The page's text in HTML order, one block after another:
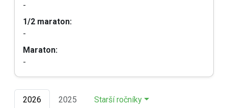
-
1/2 maraton:
-
Maraton:
-
2026 2025 Starší ročníky